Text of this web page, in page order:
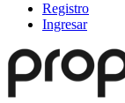
Registro
Ingresar